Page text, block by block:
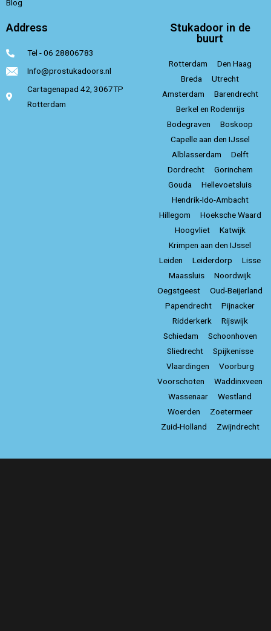
Blog
Address
Tel - 06 28806783
Info@prostukadoors.nl
Cartagenapad 42, 3067TP
Rotterdam
Stukadoor in de
buurt
Rotterdam
Den Haag
Breda
Utrecht
Amsterdam
Barendrecht
Berkel en Rodenrijs
Bodegraven
Boskoop
Capelle aan den IJssel
Alblasserdam
Delft
Dordrecht
Gorinchem
Gouda
Hellevoetsluis
Hendrik-Ido-Ambacht
Hillegom
Hoeksche Waard
Hoogvliet
Katwijk
Krimpen aan den IJssel
Leiden
Leiderdorp
Lisse
Maassluis
Noordwijk
Oegstgeest
Oud-Beijerland
Papendrecht
Pijnacker
Ridderkerk
Rijswijk
Schiedam
Schoonhoven
Sliedrecht
Spijkenisse
Vlaardingen
Voorburg
Voorschoten
Waddinxveen
Wassenaar
Westland
Woerden
Zoetermeer
Zuid-Holland
Zwijndrecht